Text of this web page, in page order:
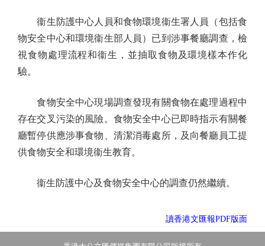
衞生防護中心人員和食物環境衞生署人員（包括食
物安全中心和環境衞生部人員）已到涉事餐廳調查，檢
視食物處理流程和衞生，並抽取食物及環境樣本作化
驗。
食物安全中心現場調查發現有關食物在處理過程中
存在交叉污染的風險。食物安全中心已即時指示有關餐
廳暫停供應涉事食物、清潔消毒處所，及向餐廳員工提
供食物安全和環境衞生教育。
衞生防護中心及食物安全中心的調查仍然繼續。
讀香港文匯報PDF版面